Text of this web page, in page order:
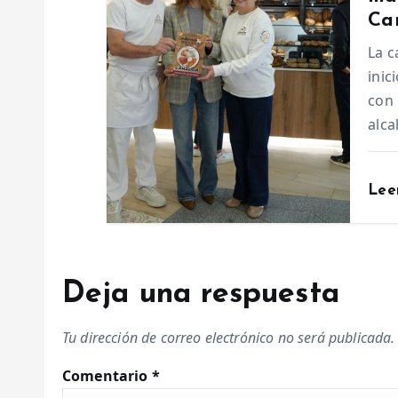
La
con
Deja una respuesta
Tu dirección de correo electrónico no será publicada.
Comentario *